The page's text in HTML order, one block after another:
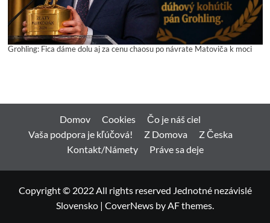
Grohling: Fica dáme dolu aj za cenu chaosu po návrate Matoviča k moci
Domov Cookies
Čo je náš ciel
Vaša podpora je kľúčová!
Z Domova
Z Česka
Kontakt/Námety
Práve sa deje
Copyright © 2022 All rights reserved Jednotné nezávislé
Slovensko | CoverNews by AF themes.